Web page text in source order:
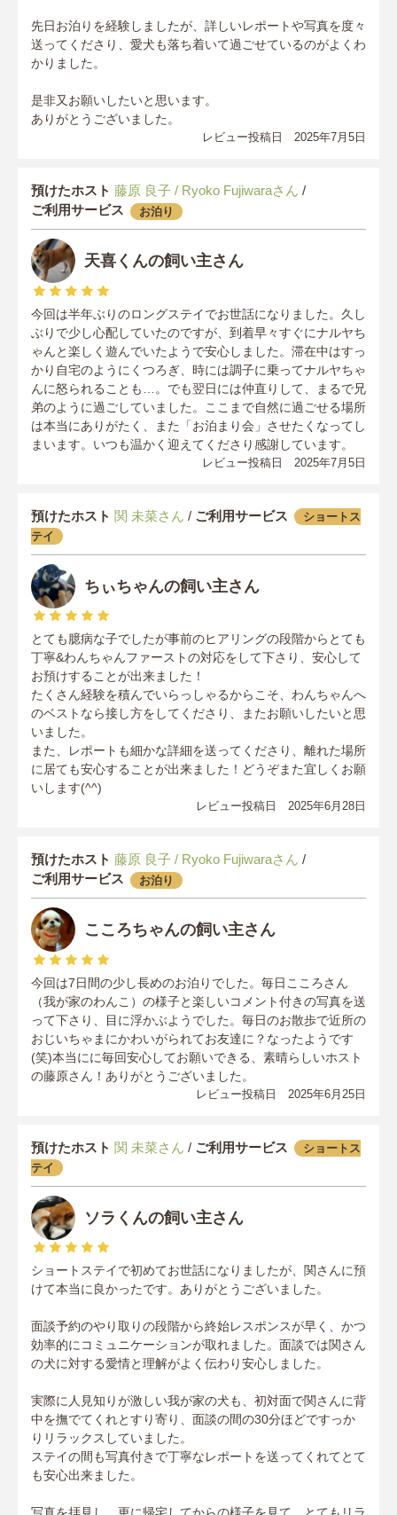
先日お泊りを経験しましたが、詳しいレポートや写真を度々
送ってくださり、愛犬も落ち着いて過ごせているのがよくわ
かりました。
是非又お願いしたいと思います。
ありがとうございました。
レビュー投稿日 2025年7月5日
預けたホスト 藤原 良子 / Ryoko Fujiwaraさん /
ご利用サービス
お泊り
天喜くんの飼い主さん
今回は半年ぶりのロングステイでお世話になりました。久し
ぶりで少し心配していたのですが、到着早々すぐにナルヤち
ゃんと楽しく遊んでいたようで安心しました。滞在中はすっ
かり自宅のようにくつろぎ、時には調子に乗ってナルヤちゃ
んに怒られることも…。でも翌日には仲直りして、まるで兄
弟のように過ごしていました。ここまで自然に過ごせる場所
は本当にありがたく、また「お泊まり会」させたくなってし
まいます。いつも温かく迎えてくださり感謝しています。
レビュー投稿日 2025年7月5日
預けたホスト 関 未菜さん / ご利用サービス
ショートス
テイ
ちぃちゃんの飼い主さん
とても臆病な子でしたが事前のヒアリングの段階からとても
丁寧&わんちゃんファーストの対応をして下さり、安心して
お預けすることが出来ました！
たくさん経験を積んでいらっしゃるからこそ、わんちゃんへ
のベストなら接し方をしてくださり、またお願いしたいと思
いました。
また、レポートも細かな詳細を送ってくださり、離れた場所
に居ても安心することが出来ました！どうぞまた宜しくお願
いします(⁠^⁠^⁠)
レビュー投稿日 2025年6月28日
預けたホスト 藤原 良子 / Ryoko Fujiwaraさん /
ご利用サービス
お泊り
こころちゃんの飼い主さん
今回は7日間の少し長めのお泊りでした。毎日こころさん
（我が家のわんこ）の様子と楽しいコメント付きの写真を送
って下さり、目に浮かぶようでした。毎日のお散歩で近所の
おじいちゃまにかわいがられてお友達に？なったようです
(笑)本当にに毎回安心してお願いできる、素晴らしいホスト
の藤原さん！ありがとうございました。
レビュー投稿日 2025年6月25日
預けたホスト 関 未菜さん / ご利用サービス
ショートス
テイ
ソラくんの飼い主さん
ショートステイで初めてお世話になりましたが、関さんに預
けて本当に良かったです。ありがとうございました。
面談予約のやり取りの段階から終始レスポンスが早く、かつ
効率的にコミュニケーションが取れました。面談では関さん
の犬に対する愛情と理解がよく伝わり安心しました。
実際に人見知りが激しい我が家の犬も、初対面で関さんに背
中を撫でてくれとすり寄り、面談の間の30分ほどですっか
りリラックスしていました。
ステイの間も写真付きで丁寧なレポートを送ってくれてとて
も安心出来ました。